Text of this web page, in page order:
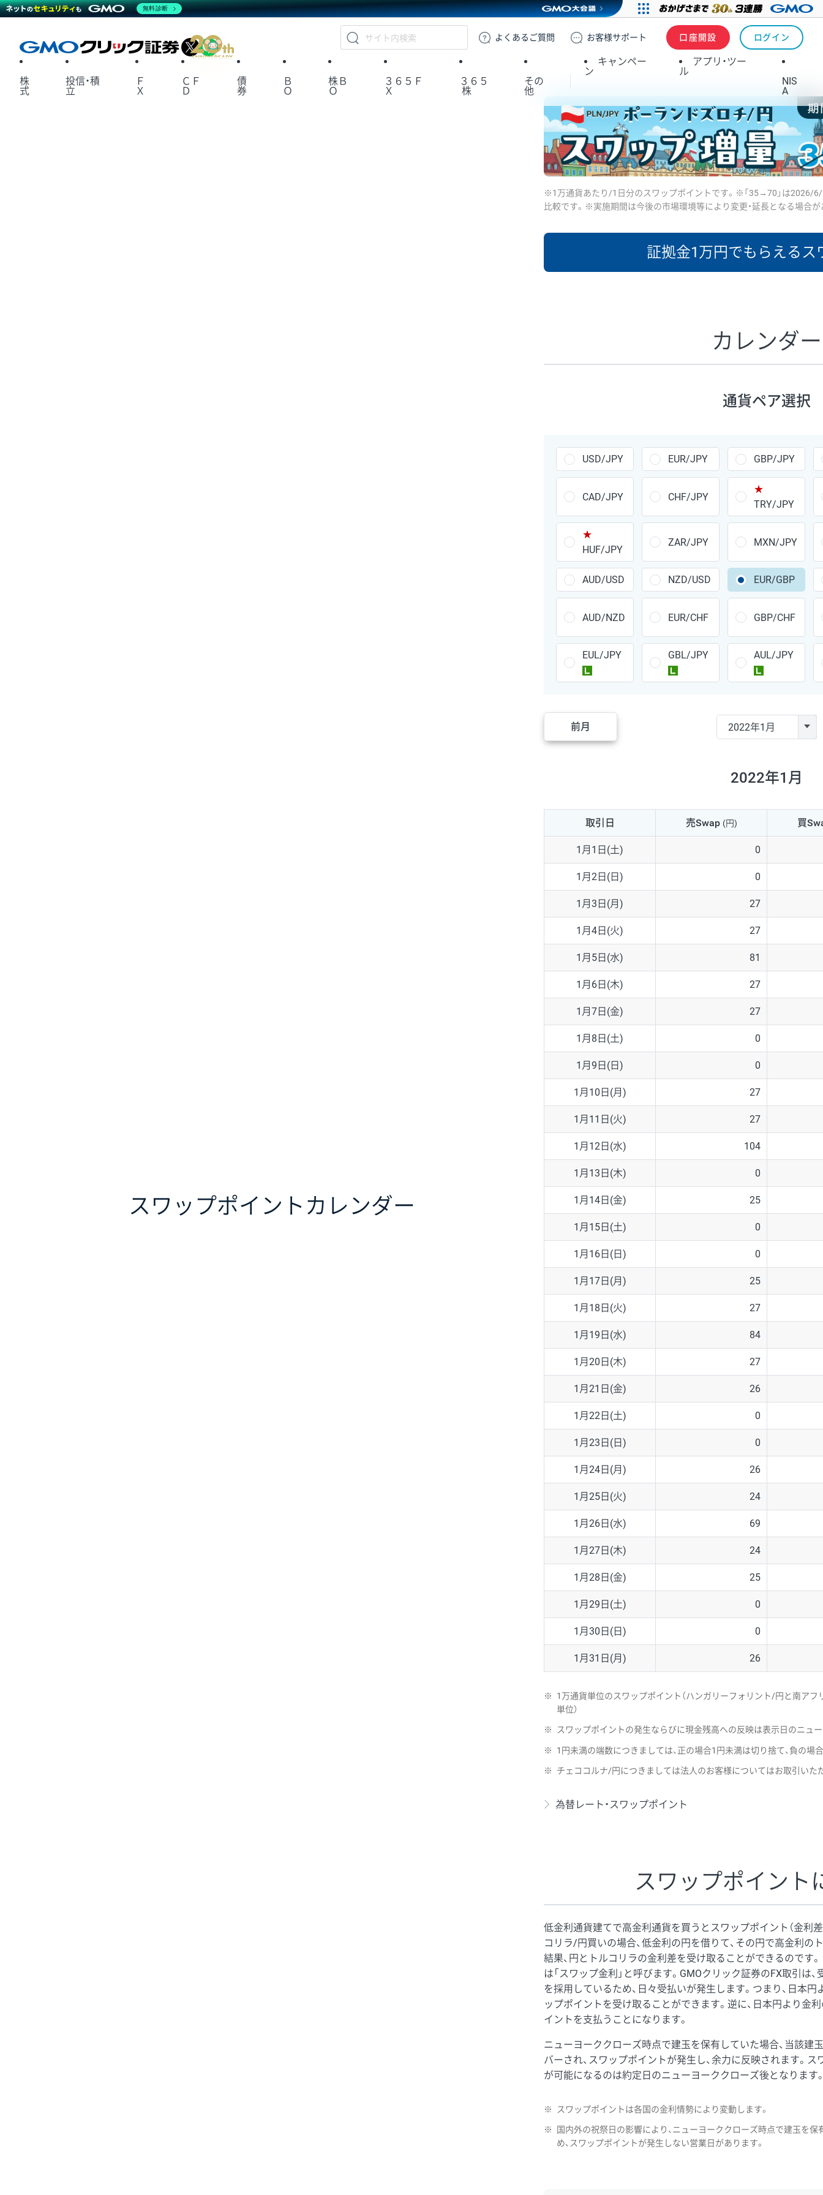
GMOクリック証券
よくある ご質問 お客様サポート 口座開設 ログイン
X
株
式
投信・積
立
Ｆ
Ｘ
ＣＦ
Ｄ
債
券
Ｂ
Ｏ
株Ｂ
Ｏ
３６５Ｆ
Ｘ
３６５
株
その
他
キャンペー
ン
アプリ・ツー
ル
NIS
A
スワップポイント カレンダー
※1万通貨あたり/1日分のスワップポイントです。※「35→70」は2026/6/
比較です。※実施期間は今後の市場環境等により変更・延長となる場合が
証拠金1万円でもらえるス
あたりの
ポイント
GBP/JPY 170円
AUD/JPY 106円
NZD/JPY 28円
CAD/JPY 38円
CHF/JPY 34円
PLN/JPY 35円
HUF/JPY 16円
ZAR/JPY 130円
MXN/JPY 140円
AUD/USD
NZD/USD 41円
EUR/GBP 71円
EUR/AUD 103円
GBP/AUD 43円
AUD/NZD 66円
EUR/CHF 111円
GBP/CHF 220円
USD/CHF 160円
※2026/6/30の当社のスワップポイントおよび、同日の為替レートに
※取引証拠金は同日の当社為替レート（ニューヨーククローズ・MIDレ
※ハンガリーフォリント/円と南アフリカランド/円とメキシコペソ/
カレンダー
通貨ペア選択
USD/JPY EUR/JPY GBP/JPY
CAD/JPY CHF/JPY
★
TRY/JPY
★
HUF/JPY
ZAR/JPY MXN/JPY
AUD/USD NZD/USD EUR/GBP
AUD/NZD EUR/CHF GBP/CHF
EUL/JPY
GBL/JPY
AUL/JPY
前月
2022年1月
取引日 売Swap (円) 買
1月1日(土) 0
1月2日(日) 0
1月3日(月) 27
1月4日(火) 27
1月5日(水) 81
1月6日(木) 27
1月7日(金) 27
1月8日(土) 0
1月9日(日) 0
1月10日(月) 27
1月11日(火) 27
1月12日(水) 104
1月13日(木) 0
1月14日(金) 25
1月15日(土) 0
1月16日(日) 0
1月17日(月) 25
1月18日(火) 27
1月19日(水) 84
1月20日(木) 27
1月21日(金) 26
1月22日(土) 0
1月23日(日) 0
1月24日(月) 26
1月25日(火) 24
1月26日(水) 69
1月27日(木) 24
1月28日(金) 25
1月29日(土) 0
1月30日(日) 0
1月31日(月) 26
※
1万通貨単位のスワップポイント（ハンガリーフォリント/円と南ア
単位）
※ スワップポイントの発生ならびに現金残高への反映は表示日のニュ
※ 1円未満の端数につきましては、正の場合1円未満は切り捨て、負の場
※ チェココルナ/円につきましては法人のお客様についてはお取引いた
為替レート・スワップポイント
スワップポイント
低金利通貨建てで高金利通貨を買うとスワップポイント（金利
コリラ/円買いの場合、低金利の円を借りて、その円で高金利の
結果、円とトルコリラの金利差を受け取ることができるのです
は「スワップ金利」と呼びます。GMOクリック証券のFX取引は
を採用しているため、日々受払いが発生します。つまり、日本
ップポイントを受け取ることができます。逆に、日本円より金
イントを支払うことになります。
ニューヨーククローズ時点で建玉を保有していた場合、当該建
バーされ、スワップポイントが発生し、余力に反映されます。
が可能になるのは約定日のニューヨーククローズ後となります
※ スワップポイントは各国の金利情勢により変動します。
※
国内外の祝祭日の影響により、ニューヨーククローズ時点で建玉を
め、スワップポイントが発生しない営業日があります。
無料診断